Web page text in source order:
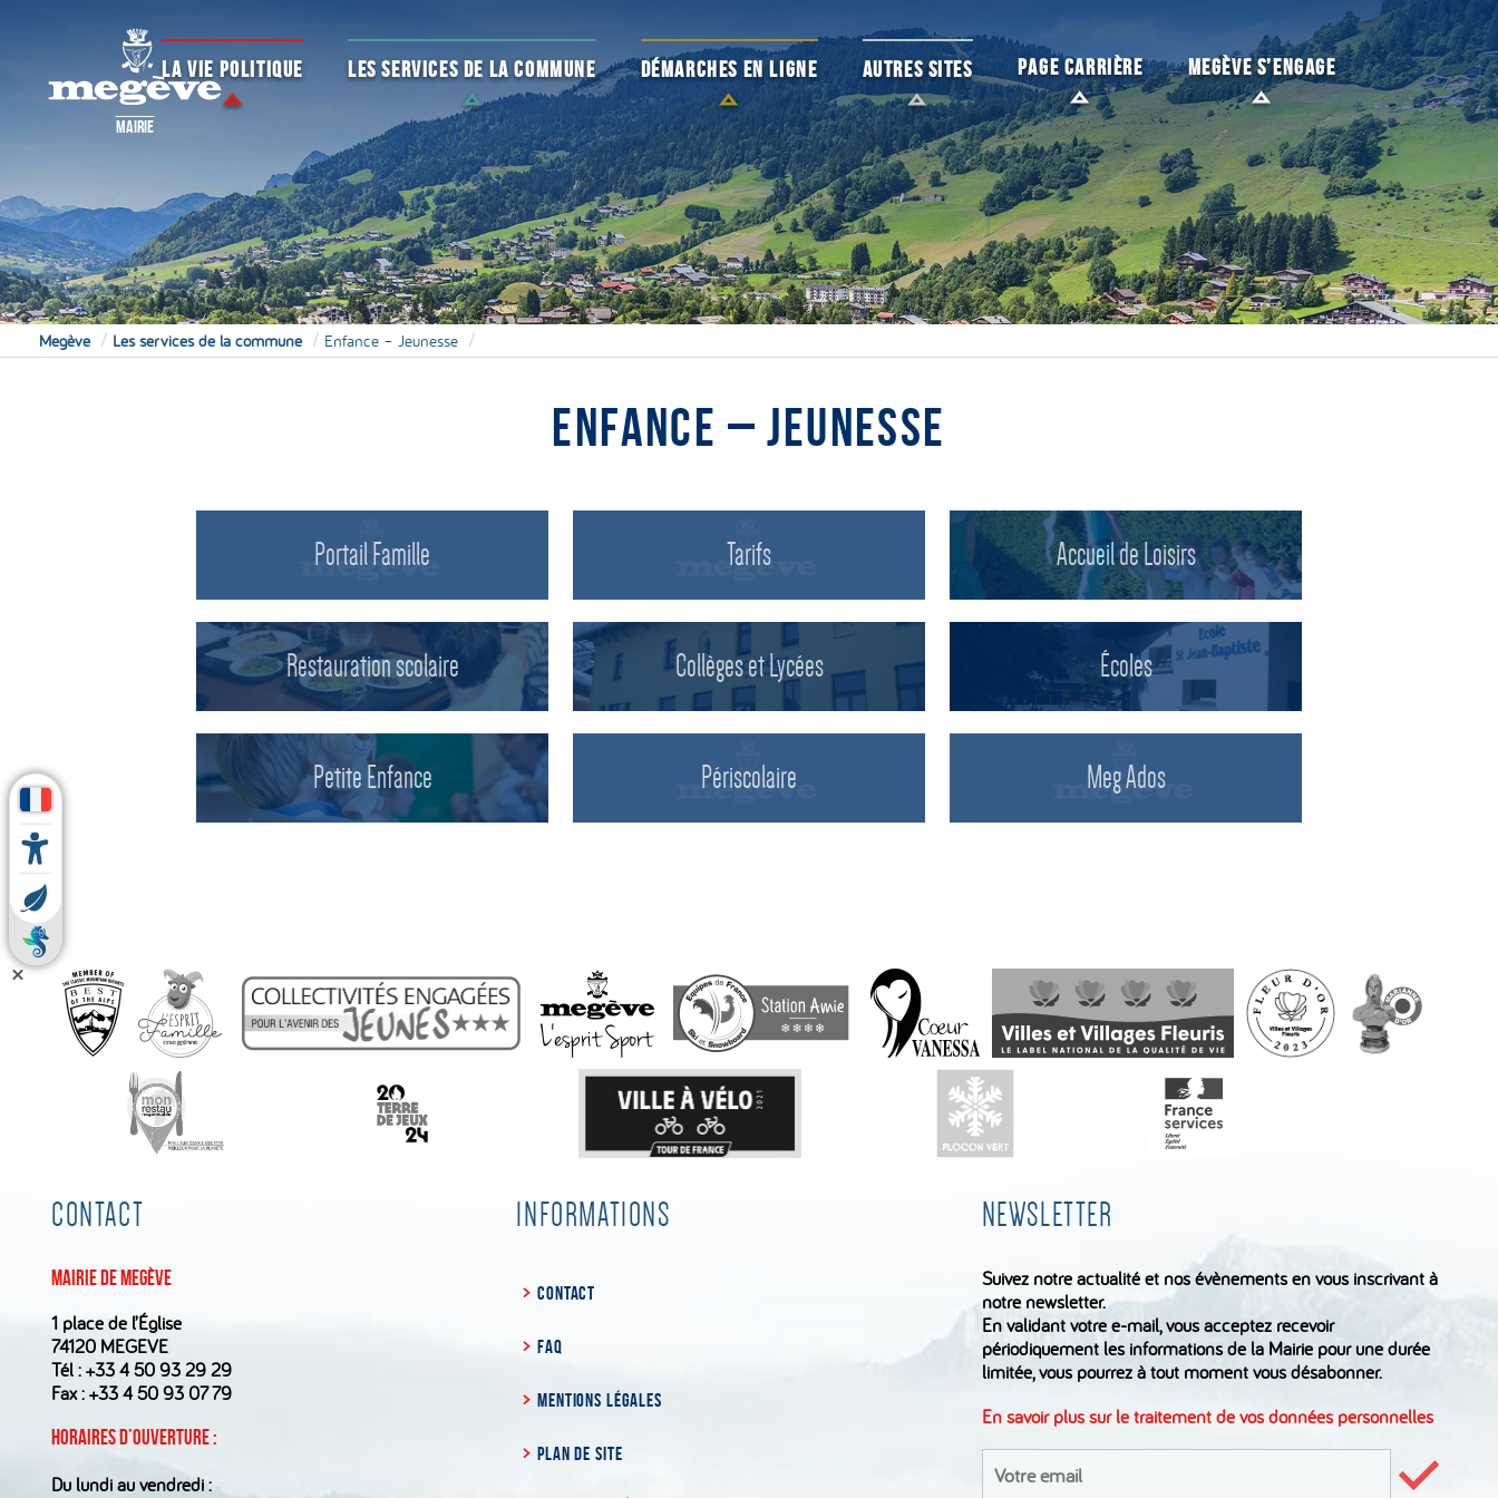
MAIRIE
LA VIE POLITIQUE LES SERVICES DE LA COMMUNE DÉMARCHES EN LIGNE AUTRES SITES PAGE CARRIÈRE MEGÈVE S’ENGAGE
Megève Les services de la commune Enfance – Jeunesse
ENFANCE – JEUNESSE
Portail Famille Tarifs Accueil de Loisirs
Restauration scolaire Collèges et Lycées Écoles
Petite Enfance Périscolaire Meg Ados
CONTACT
Mairie de Megève
1 place de l’Église
74120 MEGEVE
Tél :+33 4 50 93 29 29
Fax : +33 4 50 93 07 79
Horaires d’ouverture :
Du lundi au vendredi :
INFORMATIONS
CONTACT
FAQ
MENTIONS LÉGALES
PLAN DE SITE
NEWSLETTER
Suivez notre actualité et nos évènements en vous inscrivant à
notre newsletter.
En validant votre e-mail, vous acceptez recevoir
périodiquement les informations de la Mairie pour une durée
limitée, vous pourrez à tout moment vous désabonner.
En savoir plus sur le traitement de vos données personnelles
Valider